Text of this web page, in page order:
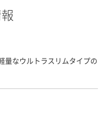
量なウルトラスリムタイプの